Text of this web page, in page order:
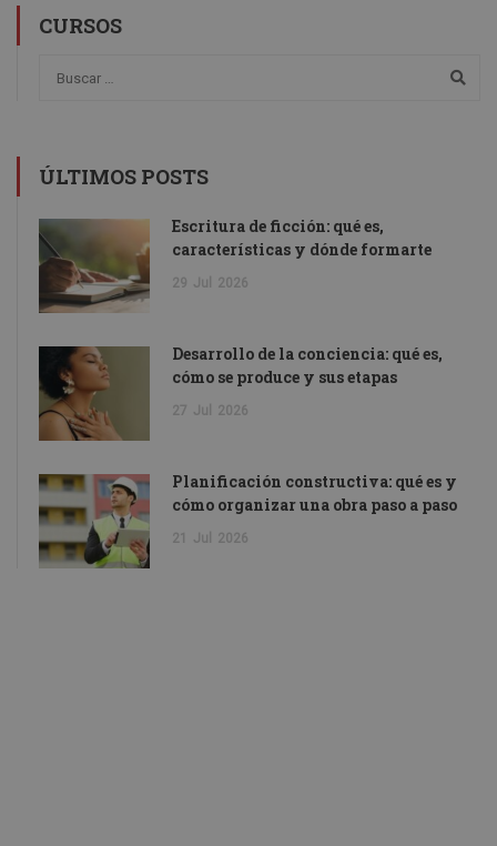
CURSOS
ÚLTIMOS POSTS
Escritura de ficción: qué es,
características y dónde formarte
29 Jul 2026
Desarrollo de la conciencia: qué es,
cómo se produce y sus etapas
27 Jul 2026
Planificación constructiva: qué es y
cómo organizar una obra paso a paso
21 Jul 2026